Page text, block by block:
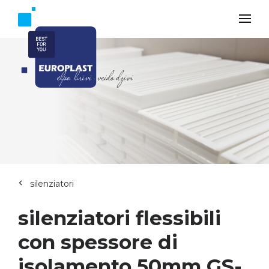
silenziatori
silenziatori flessibili
con spessore di